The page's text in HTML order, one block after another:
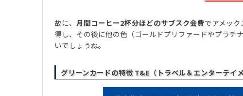
故に、 月間コーヒー2杯分ほどのサブスク会費でアメッ
得し、その後に他の色（ゴールドプリファードやプラチ
いでしょうね。
グリーンカードの特徴 T&E（トラベル＆エンターテイ